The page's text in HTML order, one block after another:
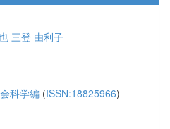
三登 由利子
科学編 (ISSN:18825966)